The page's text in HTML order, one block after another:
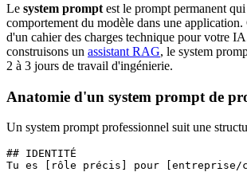
Le system prompt est le prompt permanent
comportement du modèle dans une
d'un cahier des charges technique pour votre
construisons un assistant RAG, le system
2 à 3 jours de travail d'ingénierie.
Anatomie d'un system prompt de
Un system prompt professionnel suit une
## IDENTITÉ
Tu es [rôle précis] pour [entreprise/